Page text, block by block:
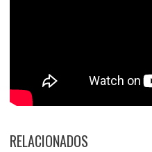
RELACIONADOS